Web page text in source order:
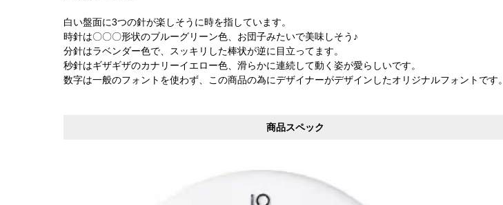
白い盤面に3つの針が楽しそうに時を指しています。
時針は〇〇〇形状のブルーグリーン色、お団子みたいで美味しそう♪
分針はラベンダー色で、スッキリした棒状が逆に目立ってます。
秒針はギザギザのカナリーイエロー色、滑らかに連続して動く姿が愛らしいです。
数字は一般のフォントを使わず、この商品の為にデザイナーがデザインしたオリジナルフォントです。
商品スペック